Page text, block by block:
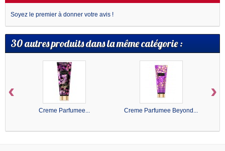
Soyez le premier à donner votre avis !
30 autres produits dans la même catégorie :
Creme Parfumee... Creme Parfumee Beyond...
‹ ›